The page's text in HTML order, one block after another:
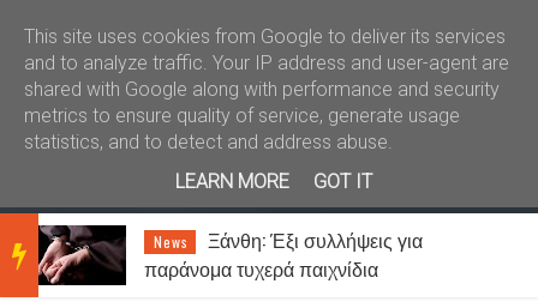
Καλώς ήλθατε Kral News
BRE News
Ξάνθη: Έξι συλλήψεις για
παράνομα τυχερά παιχνίδια
This site uses cookies from Google to deliver its services
and to analyze traffic. Your IP address and user-agent are
shared with Google along with performance and security
metrics to ensure quality of service, generate usage
statistics, and to detect and address abuse.
LEARN MORE
GOT IT